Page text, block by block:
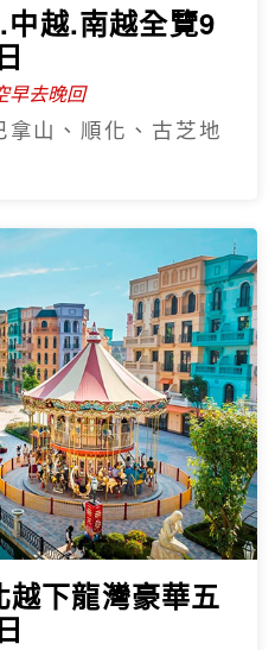
越.南越全覽9
日
早去晚回
山、順化、古芝地
下龍灣豪華五
日